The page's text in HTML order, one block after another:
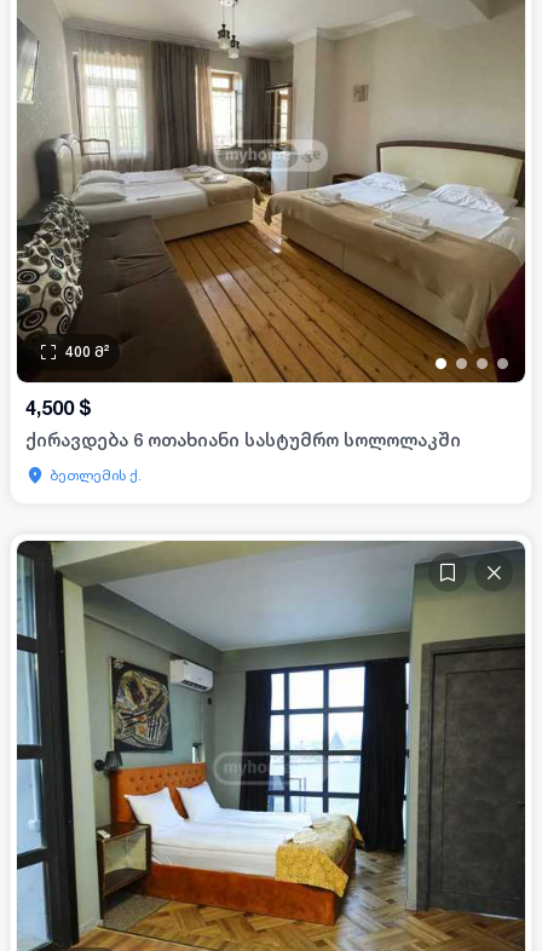
• • ••
400 მ²
4,500 $
ქირავდება 6 ოთახიანი სასტუმრო სოლოლაკში
ბეთლემის ქ.